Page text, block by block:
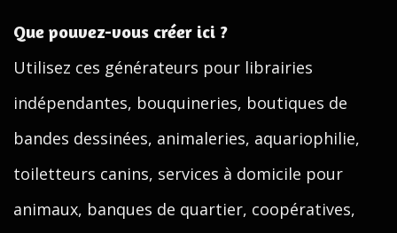
Que pouvez-vous créer ici ?
Utilisez ces générateurs pour librairies
indépendantes, bouquineries, boutiques de
bandes dessinées, animaleries, aquariophilie,
toiletteurs canins, services à domicile pour
animaux, banques de quartier, coopératives,